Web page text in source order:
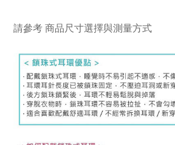
請參考商品尺寸選擇與測量方式